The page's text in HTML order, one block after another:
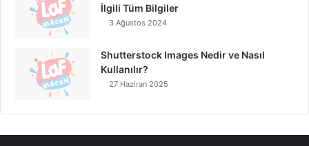
İlgili Tüm Bilgiler
3 Ağustos 2024
Shutterstock Images Nedir ve Nasıl
Kullanılır?
27 Haziran 2025